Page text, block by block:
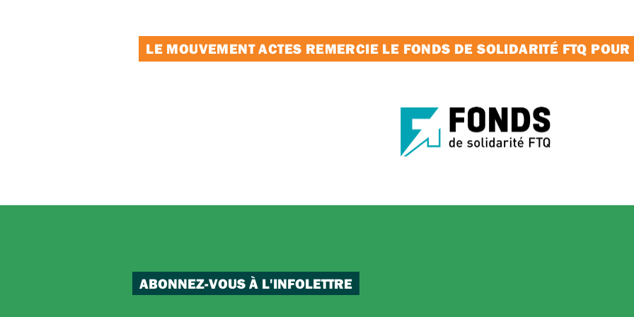
LE MOUVEMENT ACTES REMERCIE LE FONDS DE SOLIDARITÉ FTQ
ABONNEZ-VOUS À L'INFOLETTRE